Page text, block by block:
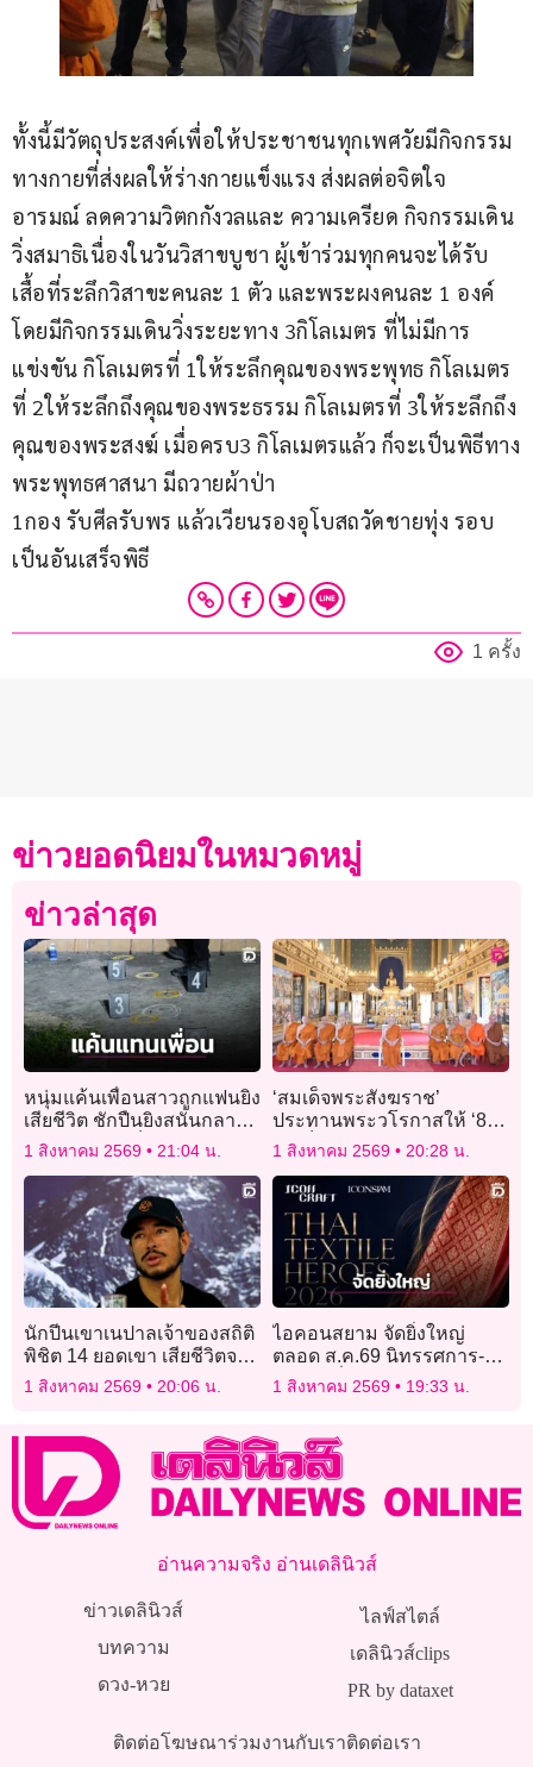
ทั้งนี้มีวัตถุประสงค์เพื่อให้ประชาชนทุกเพศวัยมีกิจกรรม
ทางกายที่ส่งผลให้ร่างกายแข็งแรง ส่งผลต่อจิตใจ
อารมณ์ ลดความวิตกกังวลและ ความเครียด กิจกรรมเดิน
วิ่งสมาธิเนื่องในวันวิสาขบูชา ผู้เข้าร่วมทุกคนจะได้รับ
เสื้อที่ระลึกวิสาขะคนละ 1 ตัว และพระผงคนละ 1 องค์
โดยมีกิจกรรมเดินวิ่งระยะทาง 3กิโลเมตร ที่ไม่มีการ
แข่งขัน กิโลเมตรที่ 1ให้ระลึกคุณของพระพุทธ กิโลเมตร
ที่ 2ให้ระลึกถึงคุณของพระธรรม กิโลเมตรที่ 3ให้ระลึกถึง
คุณของพระสงฆ์ เมื่อครบ3 กิโลเมตรแล้ว ก็จะเป็นพิธีทาง
พระพุทธศาสนา มีถวายผ้าป่า
1กอง รับศีลรับพร แล้วเวียนรองอุโบสถวัดชายทุ่ง รอบ
เป็นอันเสร็จพิธี
1 ครั้ง
ข่าวยอดนิยมในหมวดหมู่
ข่าวล่าสุด
หนุ่มแค้นเพื่อนสาวถูกแฟนยิง
เสียชีวิต ชักปืนยิงสนั่นกลาง
งานศพดับ 1-เจ็บ 2
1 สิงหาคม 2569 21:04 น.
‘สมเด็จพระสังฆราช’
ประทานพระวโรกาสให้ ‘8
สมเด็จพระราชาคณะ’ เฝ้า
1 สิงหาคม 2569 20:28 น.
นักปีนเขาเนปาลเจ้าของสถิติ
พิชิต 14 ยอดเขา เสียชีวิตจาก
หิมะถล่มในปากีสถาน
1 สิงหาคม 2569 20:06 น.
ไอคอนสยาม จัดยิ่งใหญ่
ตลอด ส.ค.69 นิทรรศการ-
งานแฟชั่นผ้าไทย
1 สิงหาคม 2569 19:33 น.
อ่านความจริง อ่านเดลินิวส์
ข่าวเดลินิวส์
บทความ
ดวง-หวย
ไลฟ์สไตล์
เดลินิวส์clips
PR by dataxet
ติดต่อโฆษณาร่วมงานกับเราติดต่อเรา